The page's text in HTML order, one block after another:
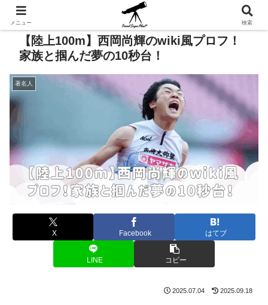
【陸上100m】西岡尚輝のwiki風プロフ！
家族と掴んだ夢の10秒台！
著名人
X Facebook はてブ
LINE コピー
2025.07.04 2025.09.18
メニュー 検索